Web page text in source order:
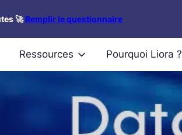
🚀Remplir le questionnaire
Ressources Pourquoi Liora ?